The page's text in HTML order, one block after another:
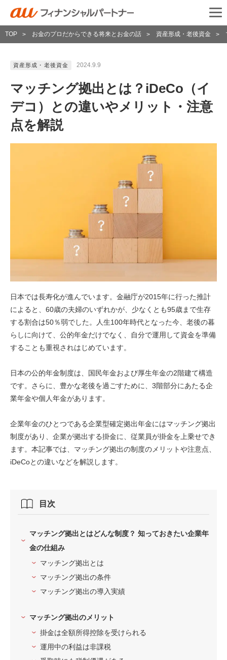
TOP > お金のプロだからできる将来とお金の話 > 資産形成・老後資金 >
資産形成・老後資金 2024.9.9
マッチング拠出とは？iDeCo（イ
デコ）との違いやメリット・注意
点を解説
日本では長寿化が進んでいます。金融庁が2015年に行った推計
によると、60歳の夫婦のいずれかが、少なくとも95歳まで生存
する割合は50％弱でした。人生100年時代となった今、老後の暮
らしに向けて、公的年金だけでなく、自分で運用して資金を準備
することも重視されはじめています。
日本の公的年金制度は、国民年金および厚生年金の2階建て構造
です。さらに、豊かな老後を過ごすために、3階部分にあたる企
業年金や個人年金があります。
企業年金のひとつである企業型確定拠出年金にはマッチング拠出
制度があり、企業が拠出する掛金に、従業員が掛金を上乗せでき
ます。本記事では、マッチング拠出の制度のメリットや注意点、
iDeCoとの違いなどを解説します。
目次
マッチング拠出とはどんな制度？ 知っておきたい企業年
金の仕組み
マッチング拠出とは
マッチング拠出の条件
マッチング拠出の導入実績
マッチング拠出のメリット
掛金は全額所得控除を受けられる
運用中の利益は非課税